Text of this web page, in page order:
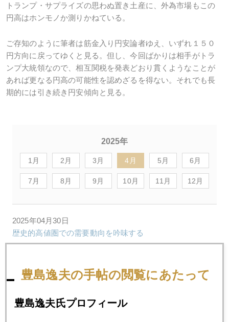
トランプ・サプライズの思わぬ置き土産に、外為市場もこの
円高はホンモノか測りかねている。
ご存知のように筆者は筋金入り円安論者ゆえ、いずれ１５０
円方向に戻ってゆくと見る。但し、今回ばかりは相手がトラ
ンプ大統領なので、相互関税を発表どおり貫くようなことが
あれば更なる円高の可能性を認めざるを得ない。それでも長
期的には引き続き円安傾向と見る。
2025年
1月 2月 3月 4月 5月 6月
7月 8月 9月 10月 11月 12月
2025年04月30日
歴史的高値圏での需要動向を吟味する
2025年04月30日
金相場異変、質への逃避マネーはどこへ
豊島逸夫の手帖の閲覧にあたって
豊島逸夫氏プロフィール